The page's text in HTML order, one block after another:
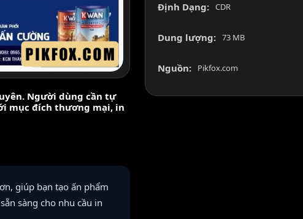
Người dùng cần tự
mục đích thương mại, in
giúp bạn tạo ấn phẩm
sàng cho nhu cầu in
Định Dạng: CDR
Dung lượng: 73 MB
Nguồn: Pikfox.com